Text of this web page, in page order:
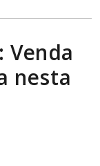
Venda
nesta